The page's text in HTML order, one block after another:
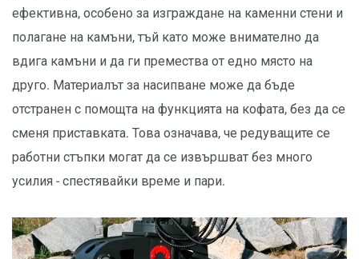
ефективна, особено за изграждане на каменни стени и
полагане на камъни, тъй като може внимателно да
вдига камъни и да ги премества от едно място на
друго. Материалът за насипване може да бъде
отстранен с помощта на функцията на кофата, без да се
сменя приставката. Това означава, че редуващите се
работни стъпки могат да се извършват без много
усилия - спестявайки време и пари.